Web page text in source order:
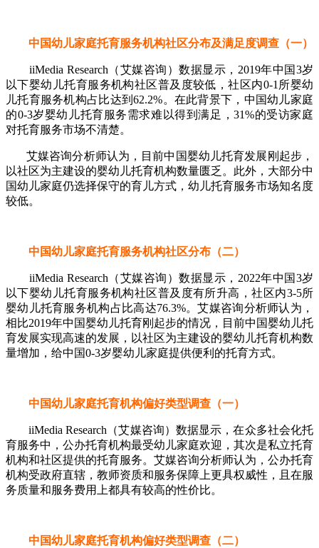
中国幼儿家庭托育服务机构社区分布及满足度调查（一）
iiMedia Research（艾媒咨询）数据显示，2019年中国3岁
以下婴幼儿托育服务机构社区普及度较低，社区内0-1所婴幼
儿托育服务机构占比达到62.2%。在此背景下，中国幼儿家庭
的0-3岁婴幼儿托育服务需求难以得到满足，31%的受访家庭
对托育服务市场不清楚。
艾媒咨询分析师认为，目前中国婴幼儿托育发展刚起步，
以社区为主建设的婴幼儿托育机构数量匮乏。此外，大部分中
国幼儿家庭仍选择保守的育儿方式，幼儿托育服务市场知名度
较低。
中国幼儿家庭托育服务机构社区分布（二）
iiMedia Research（艾媒咨询）数据显示，2022年中国3岁
以下婴幼儿托育服务机构社区普及度有所升高，社区内3-5所
婴幼儿托育服务机构占比高达76.3%。艾媒咨询分析师认为，
相比2019年中国婴幼儿托育刚起步的情况，目前中国婴幼儿托
育发展实现高速的发展，以社区为主建设的婴幼儿托育机构数
量增加，给中国0-3岁婴幼儿家庭提供便利的托育方式。
中国幼儿家庭托育机构偏好类型调查（一）
iiMedia Research（艾媒咨询）数据显示，在众多社会化托
育服务中，公办托育机构最受幼儿家庭欢迎，其次是私立托育
机构和社区提供的托育服务。艾媒咨询分析师认为，公办托育
机构受政府直辖，教师资质和服务保障上更具权威性，且在服
务质量和服务费用上都具有较高的性价比。
中国幼儿家庭托育机构偏好类型调查（二）